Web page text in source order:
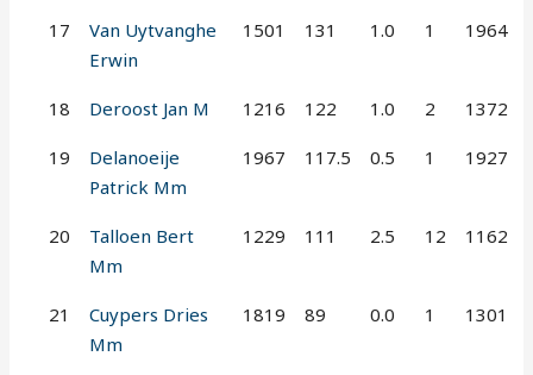
17
Van Uytvanghe
Erwin
1501 131 1.0 1 1964
18 Deroost Jan M 1216 122 1.0 2 1372
19
Delanoeije
Patrick Mm
1967 117.5 0.5 1 1927
20
Talloen Bert
Mm
1229 111 2.5 12 1162
21
Cuypers Dries
Mm
1819 89 0.0 1 1301